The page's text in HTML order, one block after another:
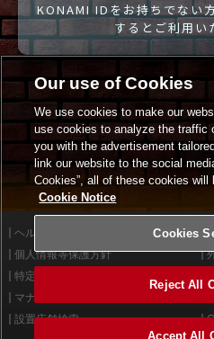
KONAMI IDをお持ちでない方
するとご利用い
ヘルプ
個人情報等保護方針
特定商取引法に基づく表示
マナー＆ルール
設置店舗検索
Our use of Cookies
We use cookies to make our
use cookies to analyze the traffic
you with the advertisement
link our website to the social
Cookies”, all of these cookies will
Cookie Notice
Cookies
Reject All
Accept All